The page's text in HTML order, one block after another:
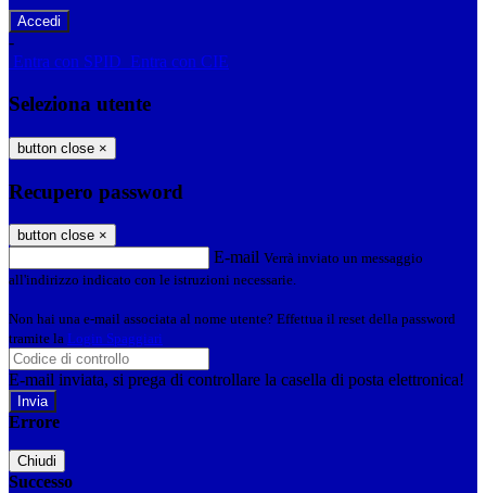
-
Entra con SPID Entra con CIE
Seleziona utente
button close ×
Recupero password
button close ×
E-mail Verrà inviato un messaggio
all'indirizzo indicato con le istruzioni necessarie.
Non hai una e-mail associata al nome utente? Effettua il reset della password
tramite la Login Spaggiari
E-mail inviata, si prega di controllare la casella di posta elettronica!
Errore
Chiudi
Successo